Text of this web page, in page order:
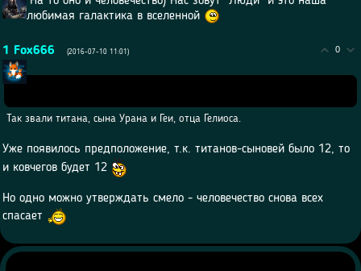
любимая галактика в вселенной
0
1 Fox666 (2016-07-10 11:01)
Так звали титана, сына Урана и Геи, отца Гелиоса.
Уже появилось предположение, т.к. титанов-сыновей было 12, то
и ковчегов будет 12
Но одно можно утверждать смело - человечество снова всех
спасает